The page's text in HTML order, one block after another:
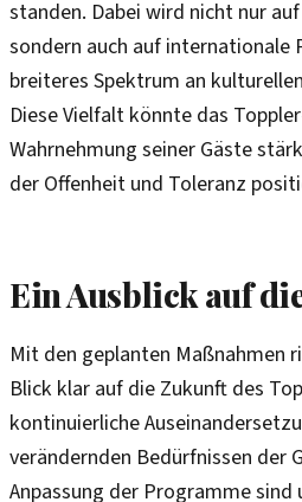
standen. Dabei wird nicht nur
sondern auch auf internationale
breiteres Spektrum an
Diese Vielfalt könnte das
Wahrnehmung seiner Gäste
der Offenheit und Toleranz
Ein Ausblick auf
Mit den geplanten Maßnahmen
Blick klar auf die Zukunft des
kontinuierliche
verändernden Bedürfnissen der
Anpassung der Programme